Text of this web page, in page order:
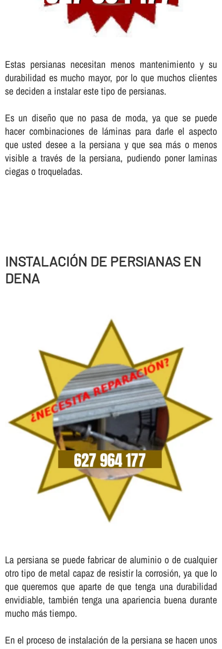
Estas persianas necesitan menos mantenimiento y su
durabilidad es mucho mayor, por lo que muchos clientes
se deciden a instalar este tipo de persianas.
Es un diseño que no pasa de moda, ya que se puede
hacer combinaciones de láminas para darle el aspecto
que usted desee a la persiana y que sea más o menos
visible a través de la persiana, pudiendo poner laminas
ciegas o troqueladas.
INSTALACIÓN DE PERSIANAS EN
DENA
La persiana se puede fabricar de aluminio o de cualquier
otro tipo de metal capaz de resistir la corrosión, ya que lo
que queremos que aparte de que tenga una durabilidad
envidiable, también tenga una apariencia buena durante
mucho más tiempo.
En el proceso de instalación de la persiana se hacen unos